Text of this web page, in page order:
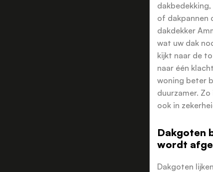
of dakpannen
dakdekker
wat uw dak
kijkt naar de
naar één
woning beter
duurzamer.
ook in
Dakgoten
wordt
Dakgoten